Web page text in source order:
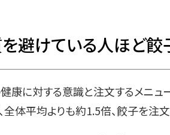
避けている人ほど餃
康に対する意識と注文するメニュ
全体平均よりも約1.5倍、餃子を注